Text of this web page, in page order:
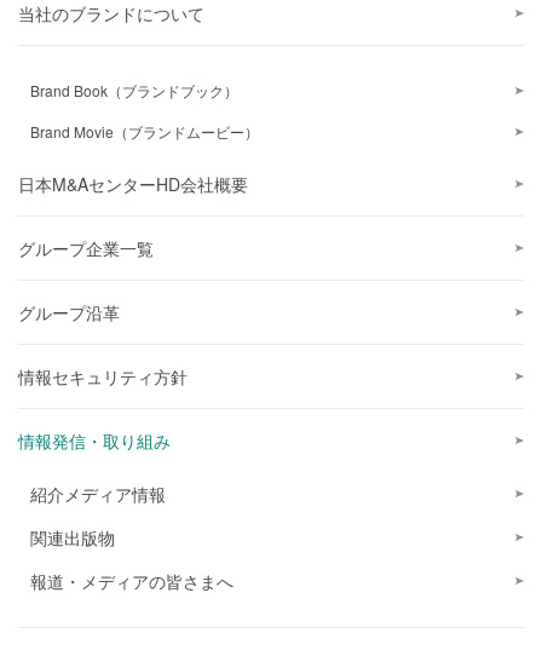
当社のブランドについて
Brand Book（ブランドブック）
Brand Movie（ブランドムービー）
日本M&AセンターHD会社概要
グループ企業一覧
グループ沿革
情報セキュリティ方針
情報発信・取り組み
紹介メディア情報
関連出版物
報道・メディアの皆さまへ